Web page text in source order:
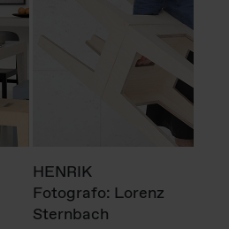
HENRIK
Fotografo: Lorenz
Sternbach